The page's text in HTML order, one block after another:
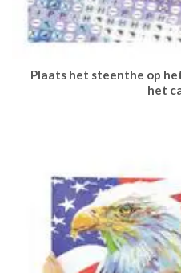
Plaats het steenthe op
het